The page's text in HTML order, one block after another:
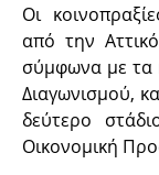
Οι
από την
σύμφωνα με τα
Διαγωνισμού,
δεύτερο
Οικονομική